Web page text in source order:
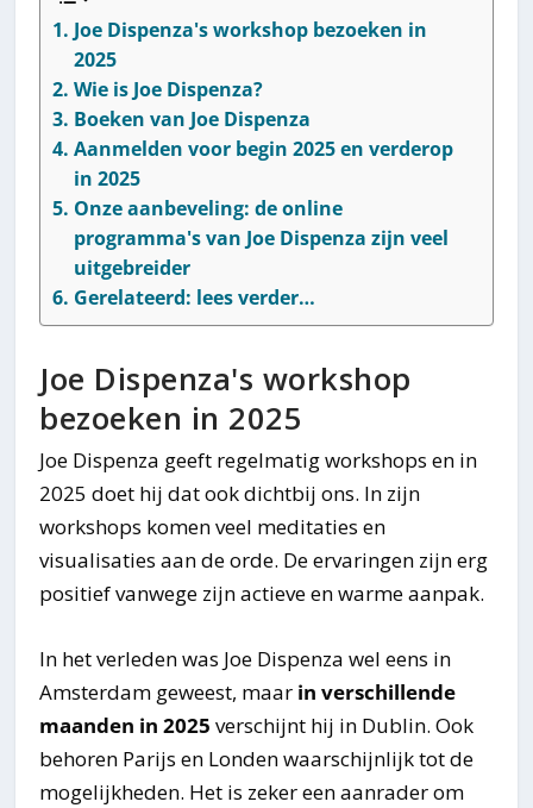
Joe Dispenza's workshop bezoeken in
2025
Wie is Joe Dispenza?
Boeken van Joe Dispenza
Aanmelden voor begin 2025 en verderop
in 2025
Onze aanbeveling: de online
programma's van Joe Dispenza zijn veel
uitgebreider
Gerelateerd: lees verder…
Joe Dispenza's workshop
bezoeken in 2025
Joe Dispenza geeft regelmatig workshops en in
2025 doet hij dat ook dichtbij ons. In zijn
workshops komen veel meditaties en
visualisaties aan de orde. De ervaringen zijn erg
positief vanwege zijn actieve en warme aanpak.
In het verleden was Joe Dispenza wel eens in
Amsterdam geweest, maar in verschillende
maanden in 2025verschijnt hij in Dublin. Ook
behoren Parijs en Londen waarschijnlijk tot de
mogelijkheden. Het is zeker een aanrader om